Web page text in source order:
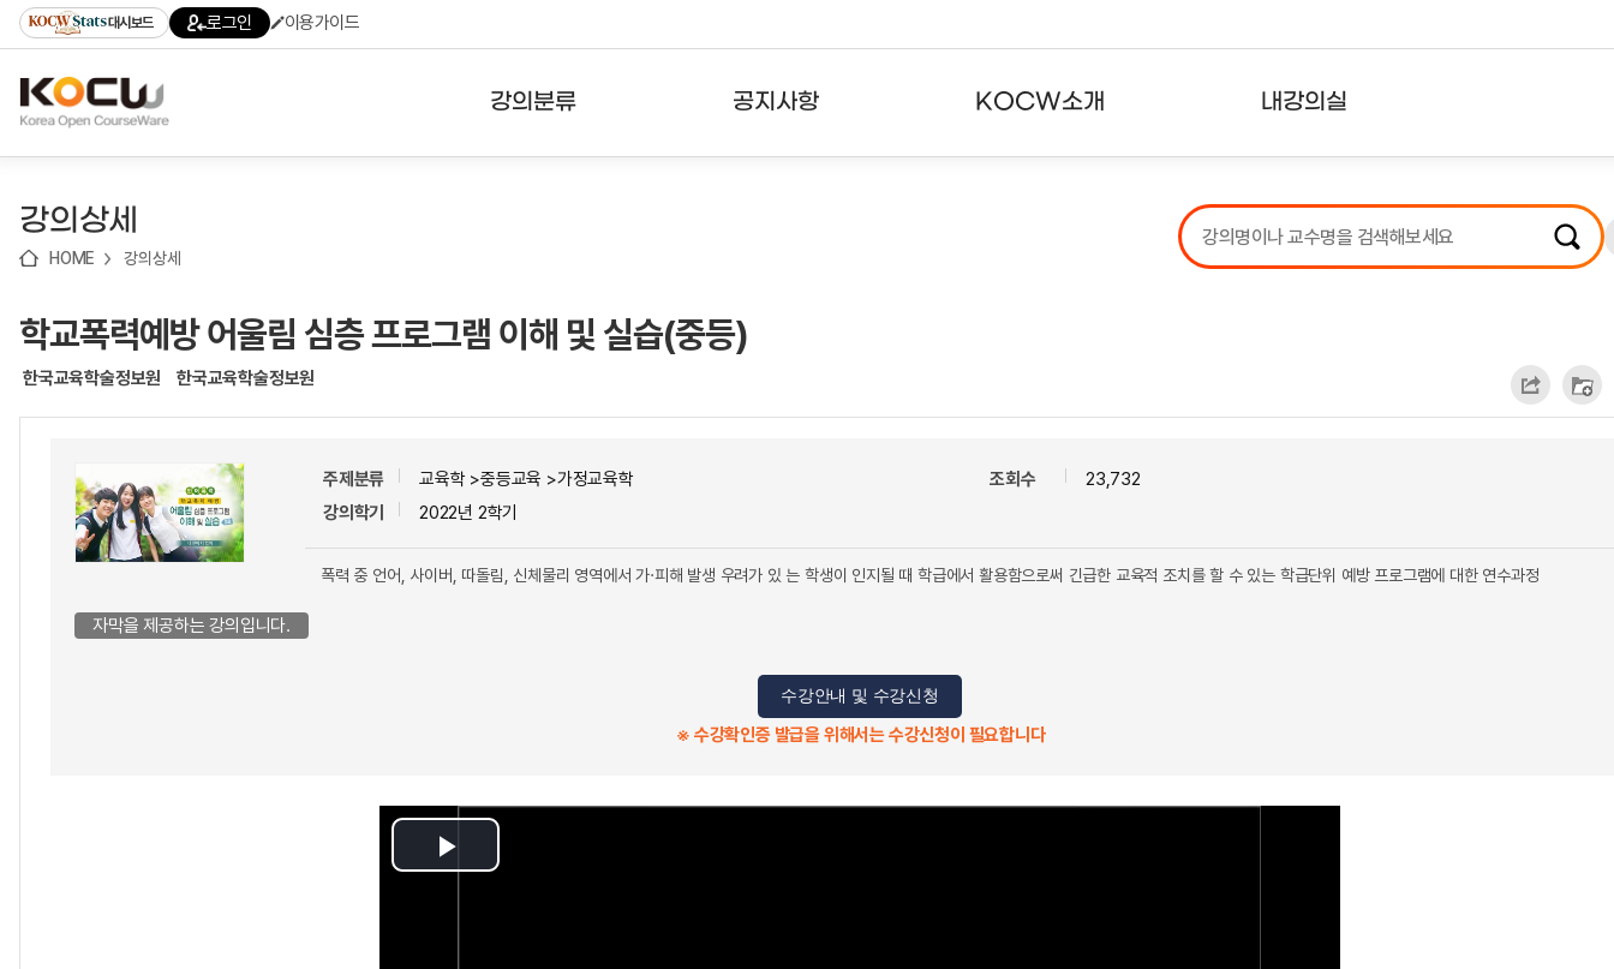
기
기
기
content)
가
대시보드 로그인 이용가이드
강의분류
테마강의
공지사항
서비스도움말
KOCW소개 내강의실
강의리스트
수강확인증강의
강의상세
HOME 강의상세
학교폭력예방 어울림 심층 프로그램 이해 및 실습(중등)
한국교육학술정보원 한국교육학술정보원
주제분류
교육학 >중등교육 >가정교육학
강의학기
2022년 2학기
조회수 23,732
폭력 중 언어, 사이버, 따돌림, 신체물리 영역에서 가·피해 발생 우려가 있 는 학생이 인지될 때 학급에서 활용함으로써 긴급한 교육적 조치를 할 수 있는 학급단위 예방 프로그램에 대한 연수과정
자막을 제공하는 강의입니다.
수강안내 및 수강신청
※ 수강확인증 발급을 위해서는 수강신청이 필요합니다
Play